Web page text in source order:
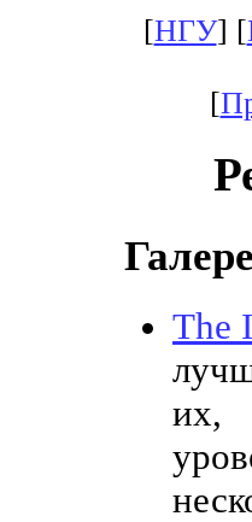
[НГУ] [
[
The
их,